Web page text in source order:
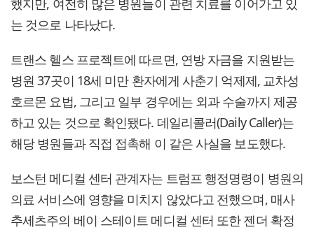
했지만, 여전히 많은 병원들이 관련 치료를 이어가고 있
는 것으로 나타났다.
트랜스 헬스 프로젝트에 따르면, 연방 자금을 지원받는
병원 37곳이 18세 미만 환자에게 사춘기 억제제, 교차성
호르몬 요법, 그리고 일부 경우에는 외과 수술까지 제공
하고 있는 것으로 확인됐다. 데일리콜러(Daily Caller)는
해당 병원들과 직접 접촉해 이 같은 사실을 보도했다.
보스턴 메디컬 센터 관계자는 트럼프 행정명령이 병원의
의료 서비스에 영향을 미치지 않았다고 전했으며, 매사
추세츠주의 베이 스테이트 메디컬 센터 또한 젠더 확정